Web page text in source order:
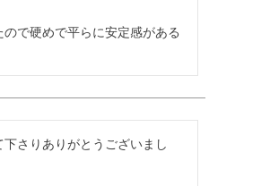
で硬めで平らに安定感がある
さりありがとうございまし